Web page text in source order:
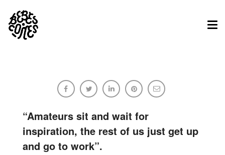
03/10/2015
Collection @damaaflita
Bebes.Comes
“Amateurs sit and wait for
inspiration, the rest of us just get up
and go to work”.